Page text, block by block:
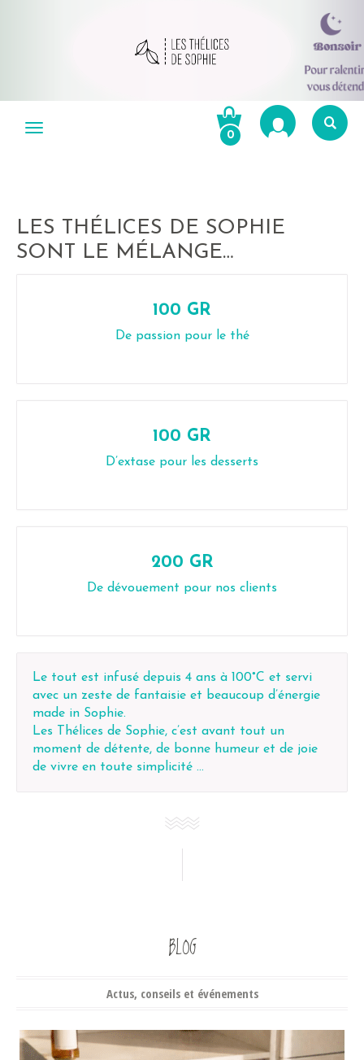
Menu 0
LES THÉLICES DE SOPHIE
SONT LE MÉLANGE…
100 GR
De passion pour le thé
100 GR
D’extase pour les desserts
200 GR
De dévouement pour nos clients
Le tout est infusé depuis 4 ans à 100°C et servi
avec un zeste de fantaisie et beaucoup d’énergie
made in Sophie.
Les Thélices de Sophie, c’est avant tout un
moment de détente, de bonne humeur et de joie
de vivre en toute simplicité …
BLOG
Actus, conseils et événements